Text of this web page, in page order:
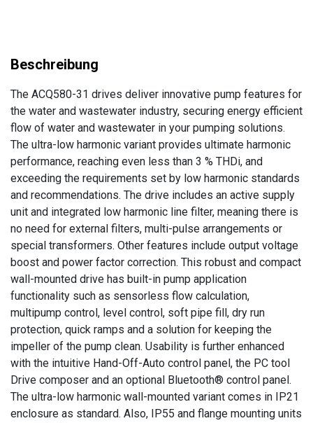
The ACQ580-31 drives deliver innovative pump features for
the water and wastewater industry, securing energy efficient
flow of water and wastewater in your pumping solutions.
The ultra-low harmonic variant provides ultimate harmonic
performance, reaching even less than 3 % THDi, and
exceeding the requirements set by low harmonic standards
and recommendations. The drive includes an active supply
unit and integrated low harmonic line filter, meaning there is
no need for external filters, multi-pulse arrangements or
special transformers. Other features include output voltage
boost and power factor correction. This robust and compact
wall-mounted drive has built-in pump application
functionality such as sensorless flow calculation,
multipump control, level control, soft pipe fill, dry run
protection, quick ramps and a solution for keeping the
impeller of the pump clean. Usability is further enhanced
with the intuitive Hand-Off-Auto control panel, the PC tool
Drive composer and an optional Bluetooth® control panel.
The ultra-low harmonic wall-mounted variant comes in IP21
enclosure as standard. Also, IP55 and flange mounting units